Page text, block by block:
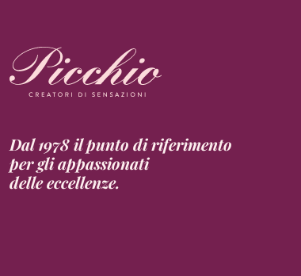
Dal 1978 il punto di riferimento
per gli appassionati
delle eccellenze.